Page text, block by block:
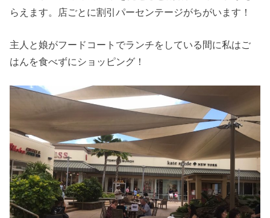
らえます。店ごとに割引パーセンテージがちがいます！
主人と娘がフードコートでランチをしている間に私はご
はんを食べずにショッピング！